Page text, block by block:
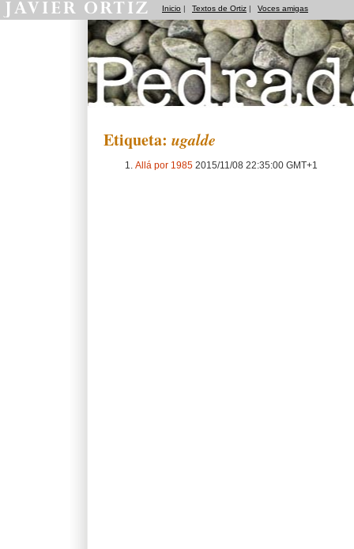
Inicio | Textos de Ortiz | Voces amigas
Etiqueta: ugalde
Allá por 1985 2015/11/08 22:35:00 GMT+1